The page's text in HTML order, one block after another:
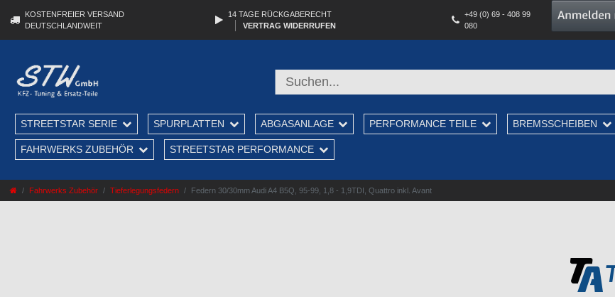
KOSTENFREIER VERSAND
DEUTSCHLANDWEIT
14 TAGE RÜCKGABERECHT
VERTRAG WIDERRUFEN
+49 (0) 69 - 408 99
080
STREETSTAR SERIE SPURPLATTEN ABGASANLAGE PERFORMANCE TEILE BREMSSCHEIBEN
FAHRWERKS ZUBEHÖR STREETSTAR PERFORMANCE
Fahrwerks Zubehör Tieferlegungsfedern Federn 30/30mm Audi A4 B5Q, 95-99, 1,8 - 1,9TDI, Quattro inkl. Avant